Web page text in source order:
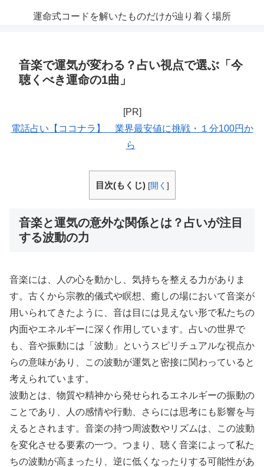
運命式コードを解いたものだけが辿り着く場所
音楽で運気が変わる？占い視点で選ぶ「今
聴くべき運命の1曲」
[PR]
電話占い【ココナラ】 業界最安値に挑戦・１分100円か
ら
目次(もくじ) [開く ]
音楽と運気の意外な関係とは？占いが注目
する波動の力
音楽には、人の心を動かし、気持ちを整える力がありま
す。古くから宗教的儀式や瞑想、癒しの場において音楽が
用いられてきたように、音は目には見えない形で私たちの
内面やエネルギーに深く作用しています。占いの世界で
も、音や振動には「波動」というスピリチュアルな視点か
らの意味があり、この波動が運気と密接に関わっていると
考えられています。
波動とは、物質や精神から発せられるエネルギーの振動の
ことであり、人の感情や行動、さらには思考にも影響を与
えるとされます。音楽の持つ周波数やリズムは、この波動
を変化させる要素の一つ。つまり、聴く音楽によって私た
ちの波動が高まったり、逆に低くなったりする可能性があ